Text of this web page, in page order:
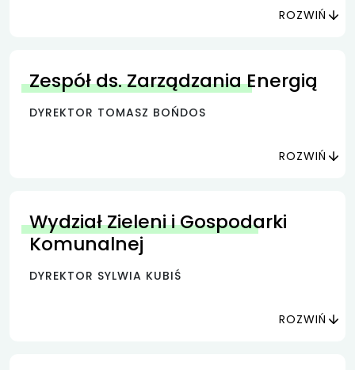
ROZWIŃ
Zespół ds. Zarządzania Energią
DYREKTOR TOMASZ BOŃDOS
ROZWIŃ
Wydział Zieleni i Gospodarki
Komunalnej
DYREKTOR SYLWIA KUBIŚ
ROZWIŃ